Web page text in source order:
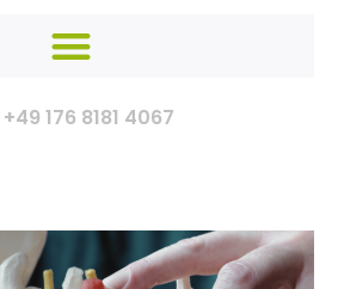
+49 176 8181 4067